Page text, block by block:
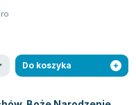
Do koszyka